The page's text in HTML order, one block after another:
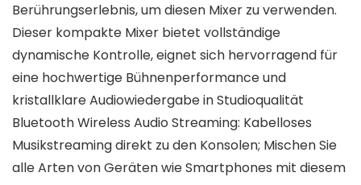
Berührungserlebnis, um diesen Mixer zu verwenden.
Dieser kompakte Mixer bietet vollständige
dynamische Kontrolle, eignet sich hervorragend für
eine hochwertige Bühnenperformance und
kristallklare Audiowiedergabe in Studioqualität
Bluetooth Wireless Audio Streaming: Kabelloses
Musikstreaming direkt zu den Konsolen; Mischen Sie
alle Arten von Geräten wie Smartphones mit diesem